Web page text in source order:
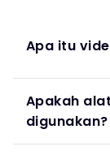
Apa itu
Apakah
digunakan?